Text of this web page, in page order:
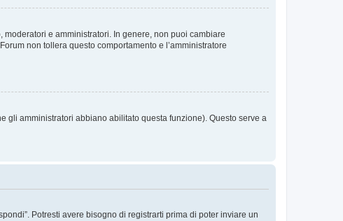
e amministratori. In genere, non puoi cambiare
non tollera questo comportamento e l’amministratore
gli amministratori abbiano abilitato questa funzione). Questo serve a
Potresti avere bisogno di registrarti prima di poter inviare un